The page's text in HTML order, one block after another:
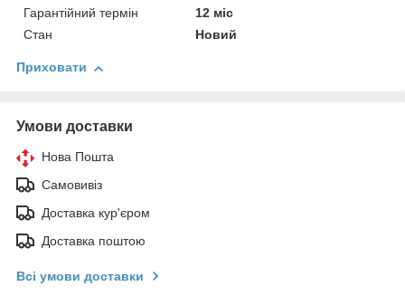
Гарантійний термін
12 міс
Стан
Новий
Приховати
Умови доставки
Нова Пошта
Самовивіз
Доставка кур'єром
Доставка поштою
Всі умови доставки